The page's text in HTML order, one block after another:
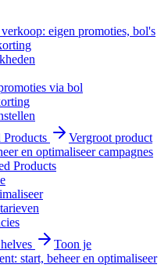
eigen promoties, bol's
via bol
Products
Vergroot product
en optimaliseer campagnes
Products
Toon je
start, beheer en optimaliseer